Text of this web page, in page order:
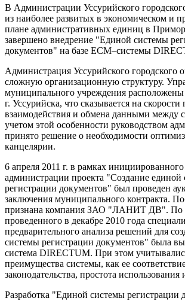
В Администрации Уссурийского
из наиболее развитых в экономическом и
плане административных единиц в
завершено внедрение "Единой системы
документов" на базе ECM–системы
Администрация Уссурийского городского
сложную организационную структуру.
муниципального учреждения
г. Уссурийска, что сказывается на скорости
взаимодействия и обмена данными между
учетом этой особенности руководством
принято решение о необходимости
канцелярии.
6 апреля 2011 г. в рамках
администрации проекта "Создание единой
регистрации документов" был проведен
заключения муниципального контракта.
признана компания ЗАО "ЛАНИТ ДВ". По
проведенного в декабре 2010 года
предварительного анализа решений для
системы регистрации документов" была
система DIRECTUM. При этом
преимущества системы, как ее
законодательства, простота
Разработка "Единой системы регистрации